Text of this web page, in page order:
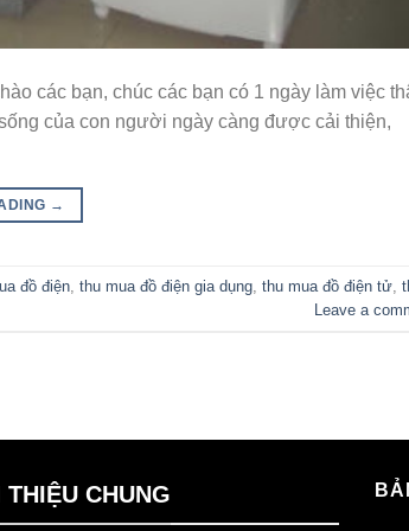
các bạn, chúc các bạn có 1 ngày làm việc
của con người ngày càng được cải thiện,
→
đồ điện thu mua đồ điện gia dụng thu mua đồ điện tử
Leave a
CHUNG